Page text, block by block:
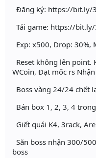
Đăng ký: https://bit.ly/
Tải game: https://
Exp: x500, Drop: 30%,
Reset không lên point.
WCoin, Đạt mốc rs
Boss vàng 24/24 chết
Bán box 1, 2, 3, 4
Giết quái K4, 3rack,
Săn boss nhận 300/
boss